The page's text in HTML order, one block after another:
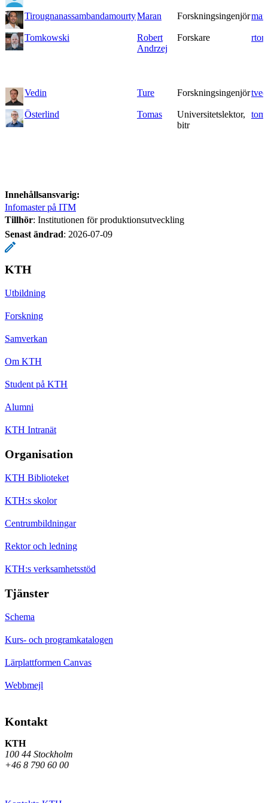
TirougnanassambandamourtyMaran Forskningsingenjör
Tomkowski
Robert
Andrzej
Forskare
Vedin Ture Forskningsingenjör
Österlind Tomas
Universitetslektor,
bitr
Innehållsansvarig:
Infomaster på ITM
Tillhör: Institutionen för produktionsutveckling
Senast ändrad: 2026-07-09
KTH
Utbildning
Forskning
Samverkan
Om KTH
Student på KTH
Alumni
KTH Intranät
Organisation
KTH Biblioteket
KTH:s skolor
Centrumbildningar
Rektor och ledning
KTH:s verksamhetsstöd
Tjänster
Schema
Kurs- och programkatalogen
Lärplattformen Canvas
Webbmejl
Kontakt
KTH
100 44 Stockholm
+46 8 790 60 00